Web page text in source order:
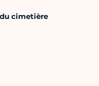
cimetière